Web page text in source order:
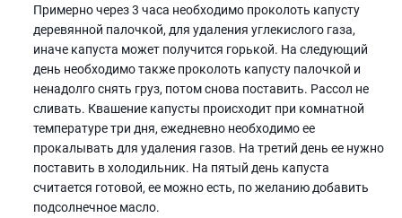
Примерно через 3 часа необходимо проколоть капусту
деревянной палочкой, для удаления углекислого газа,
иначе капуста может получится горькой. На следующий
день необходимо также проколоть капусту палочкой и
ненадолго снять груз, потом снова поставить. Рассол не
сливать. Квашение капусты происходит при комнатной
температуре три дня, ежедневно необходимо ее
прокалывать для удаления газов. На третий день ее нужно
поставить в холодильник. На пятый день капуста
считается готовой, ее можно есть, по желанию добавить
подсолнечное масло.